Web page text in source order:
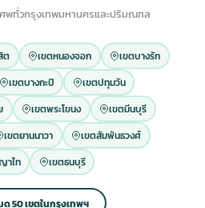
พทั่วกรุงเทพมหานครและปริมณฑล
ต เขตหนองจอก
เขตบางรัก
เขตบางกะปิ
เขตปทุมวัน
เขตพระโขนง
เขตมีนบุรี
เขตยานนาวา
เขตสัมพันธวงศ์
าไท
เขตธนบุรี
50 เขตในกรุงเทพฯ